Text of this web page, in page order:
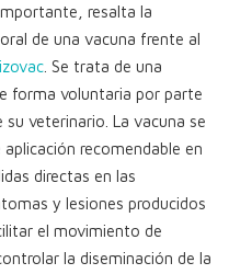
resalta la
de una vacuna frente al
. Se trata de una
forma voluntaria por parte
su veterinario. La vacuna se
recomendable en
directas en las
y lesiones producidos
el movimiento de
la diseminación de la